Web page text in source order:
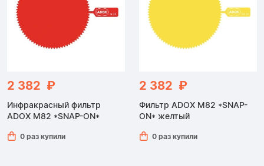
2 382 ₽
Инфракрасный фильтр
ADOX M82 *SNAP-ON*
0 раз купили
2 382 ₽
Фильтр ADOX M82 *SNAP-
ON* желтый
0 раз купили